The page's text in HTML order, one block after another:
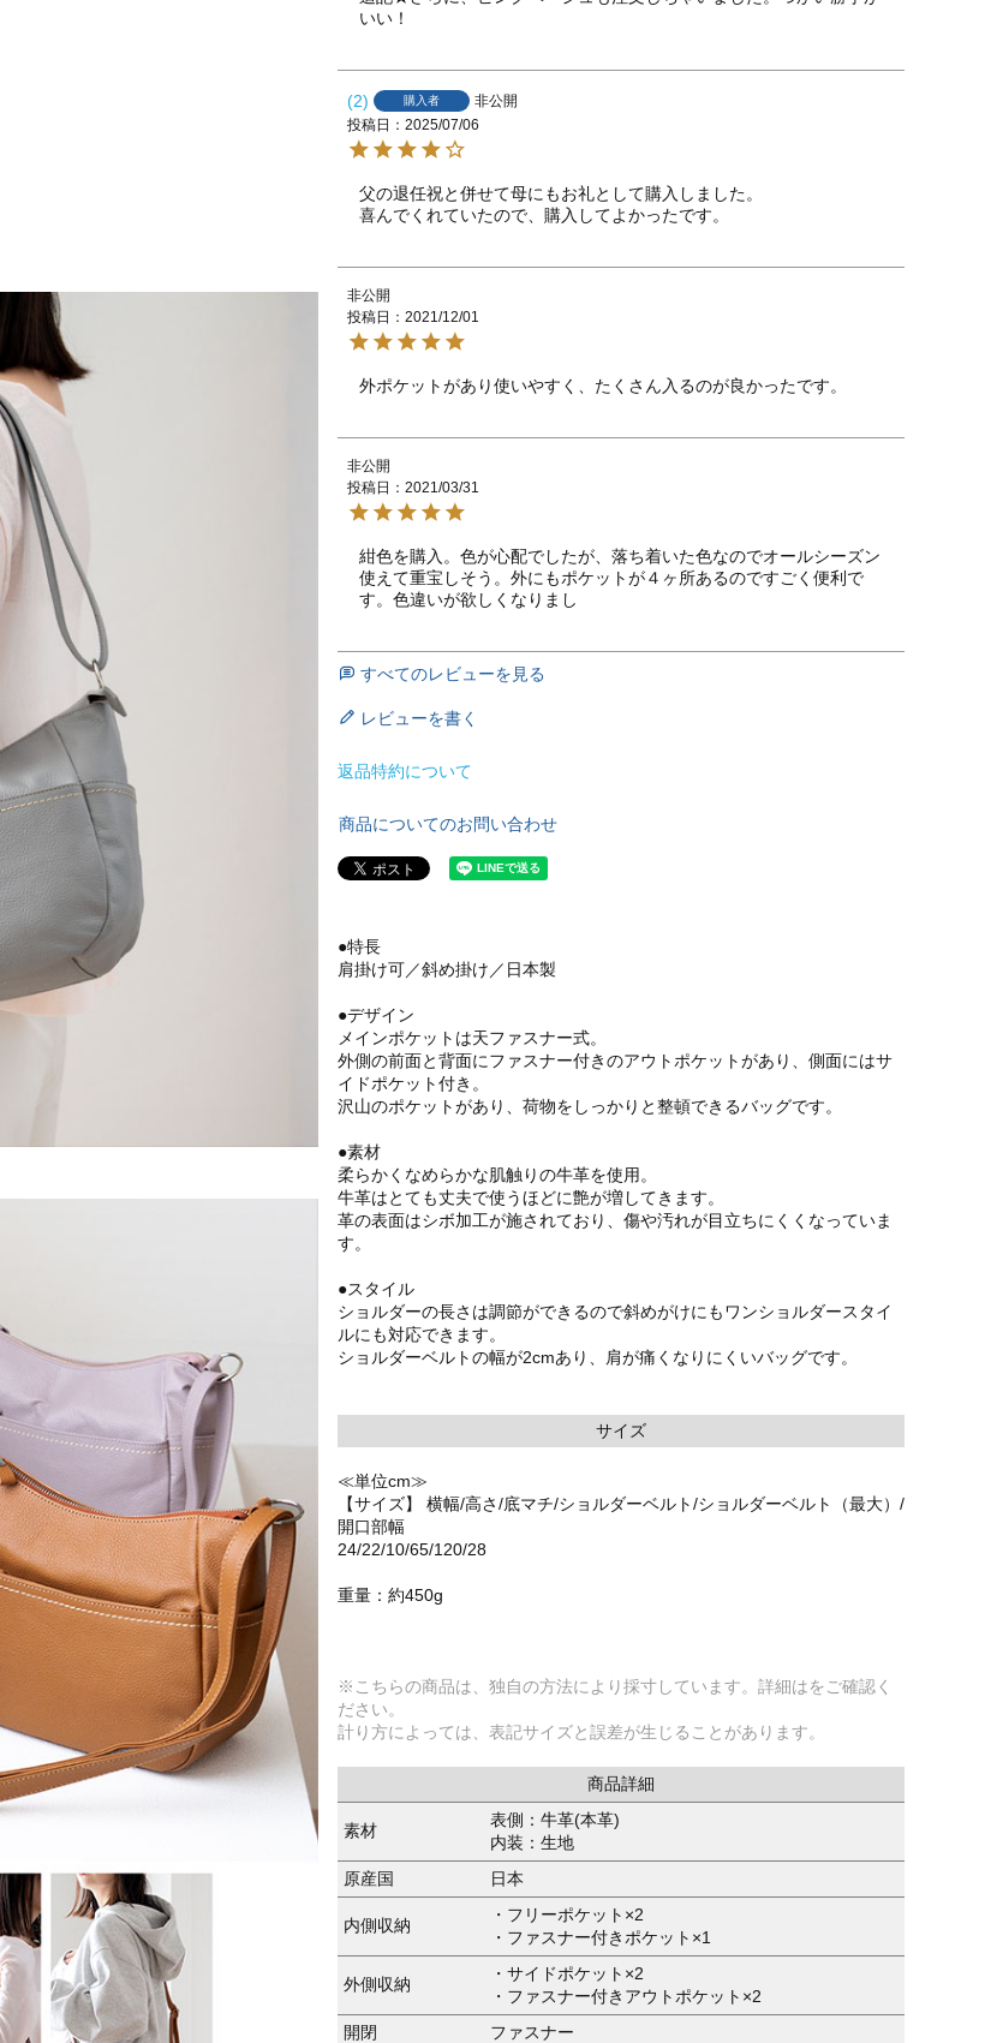
いい！
2 購入者
非公開
投稿日
2025/07/06
父の退任祝と併せて母にもお礼として購入しました。
非公開
投稿日
2021/12/01
外ポケットがあり使いやすく、たくさん入るのが良かったです。
非公開
投稿日
2021/03/31
紺色を購入。色が心配でしたが、落ち着いた色なのでオールシーズン
使えて重宝しそう。外にもポケットが４ヶ所あるのですごく便利で
す。色違いが欲しくなりまし
すべてのレビューを見る
レビューを書く
返品特約について
商品についてのお問い合わせ
●特長
肩掛け可／斜め掛け／日本製
●デザイン
メインポケットは天ファスナー式。
外側の前面と背面にファスナー付きのアウトポケットがあり、側面にはサ
イドポケット付き。
沢山のポケットがあり、荷物をしっかりと整頓できるバッグです。
●素材
柔らかくなめらかな肌触りの牛革を使用。
牛革はとても丈夫で使うほどに艶が増してきます。
革の表面はシボ加工が施されており、傷や汚れが目立ちにくくなっていま
す。
●スタイル
ショルダーの長さは調節ができるので斜めがけにもワンショルダースタイ
ルにも対応できます。
ショルダーベルトの幅が2cmあり、肩が痛くなりにくいバッグです。
サイズ
≪単位cm≫
【サイズ】 横幅/高さ/底マチ/ショルダーベルト/ショルダーベルト（最大）/
開口部幅
24/22/10/65/120/28
重量：約450g
※こちらの商品は、独自の方法により採寸しています。詳細はをご確認く
ださい。
計り方によっては、表記サイズと誤差が生じることがあります。
商品詳細
素材
表側：牛革(本革)
内装：生地
原産国
日本
内側収納
・フリーポケット×2
・ファスナー付きポケット×1
外側収納
・サイドポケット×2
・ファスナー付きアウトポケット×2
開閉
ファスナー